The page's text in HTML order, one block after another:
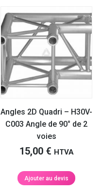
Angles 2D Quadri – H30V-
C003 Angle de 90° de 2
voies
15,00 € HTVA
Ajouter au devis